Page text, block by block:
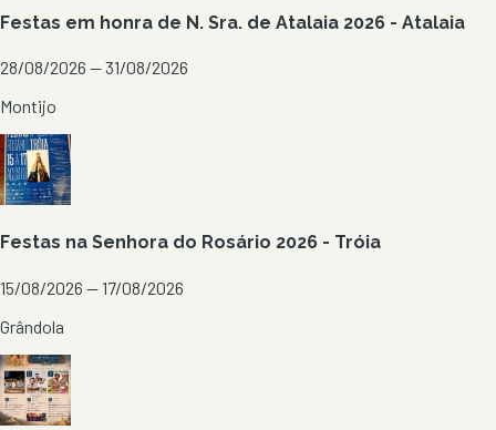
Festas em honra de N. Sra. de Atalaia 2026 - Atalaia
28/08/2026 — 31/08/2026
Montijo
Festas na Senhora do Rosário 2026 - Tróia
15/08/2026 — 17/08/2026
Grândola